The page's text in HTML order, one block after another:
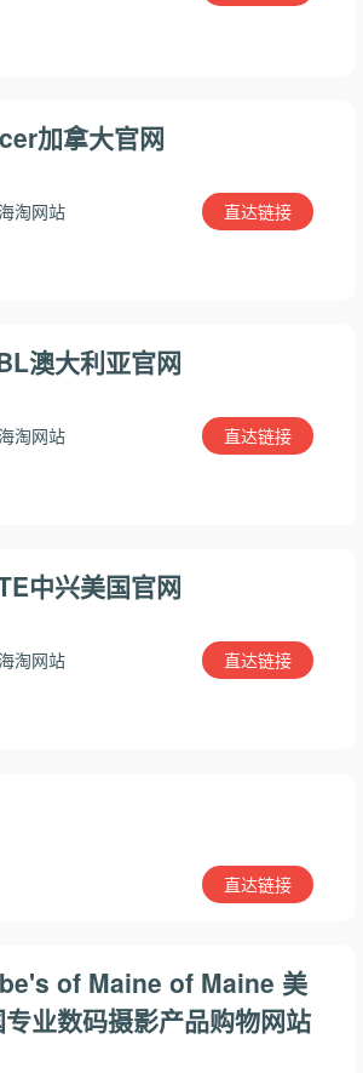
加拿大官网
淘网站 直达链接
澳大利亚官网
淘网站 直达链接
中兴美国官网
淘网站 直达链接
直达链接
of Maine of Maine 美
业数码摄影产品购物网站